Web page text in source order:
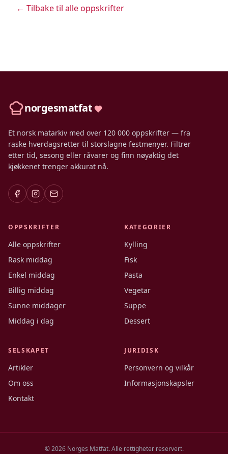
← Tilbake til alle oppskrifter
norgesmatfat
Et norsk matarkiv med over 120 000 oppskrifter — fra
raske hverdagsretter til storslagne festmenyer. Filtrer
etter tid, sesong eller råvarer og finn nøyaktig det
kjøkkenet trenger akkurat nå.
OPPSKRIFTER
Alle oppskrifter
Rask middag
Enkel middag
Billig middag
Sunne middager
Middag i dag
KATEGORIER
Kylling
Fisk
Pasta
Vegetar
Suppe
Dessert
SELSKAPET
Artikler
Om oss
Kontakt
JURIDISK
Personvern og vilkår
Informasjonskapsler
©2026Norges Matfat. Alle rettigheter reservert.